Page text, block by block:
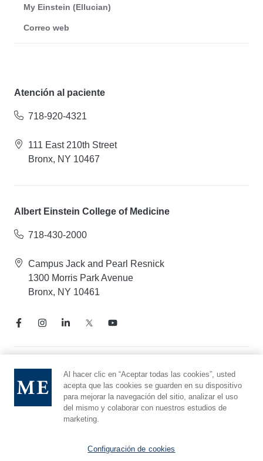
My Einstein (Ellucian)
Correo web
Atención al paciente
718-920-4321
111 East 210th Street
Bronx, NY 10467
Albert Einstein College of Medicine
718-430-2000
Campus Jack and Pearl Resnick
1300 Morris Park Avenue
Bronx, NY 10461
Aviso de prácticas de privacidad
Línea directa de cumplimiento
Denunciar maltrato
Preferencias de cookies
Al hacer clic en “Aceptar todas las cookies”, usted
acepta que las cookies se guarden en su dispositivo
para mejorar la navegación del sitio, analizar el uso
del mismo y colaborar con nuestros estudios de
marketing.
Configuración de cookies